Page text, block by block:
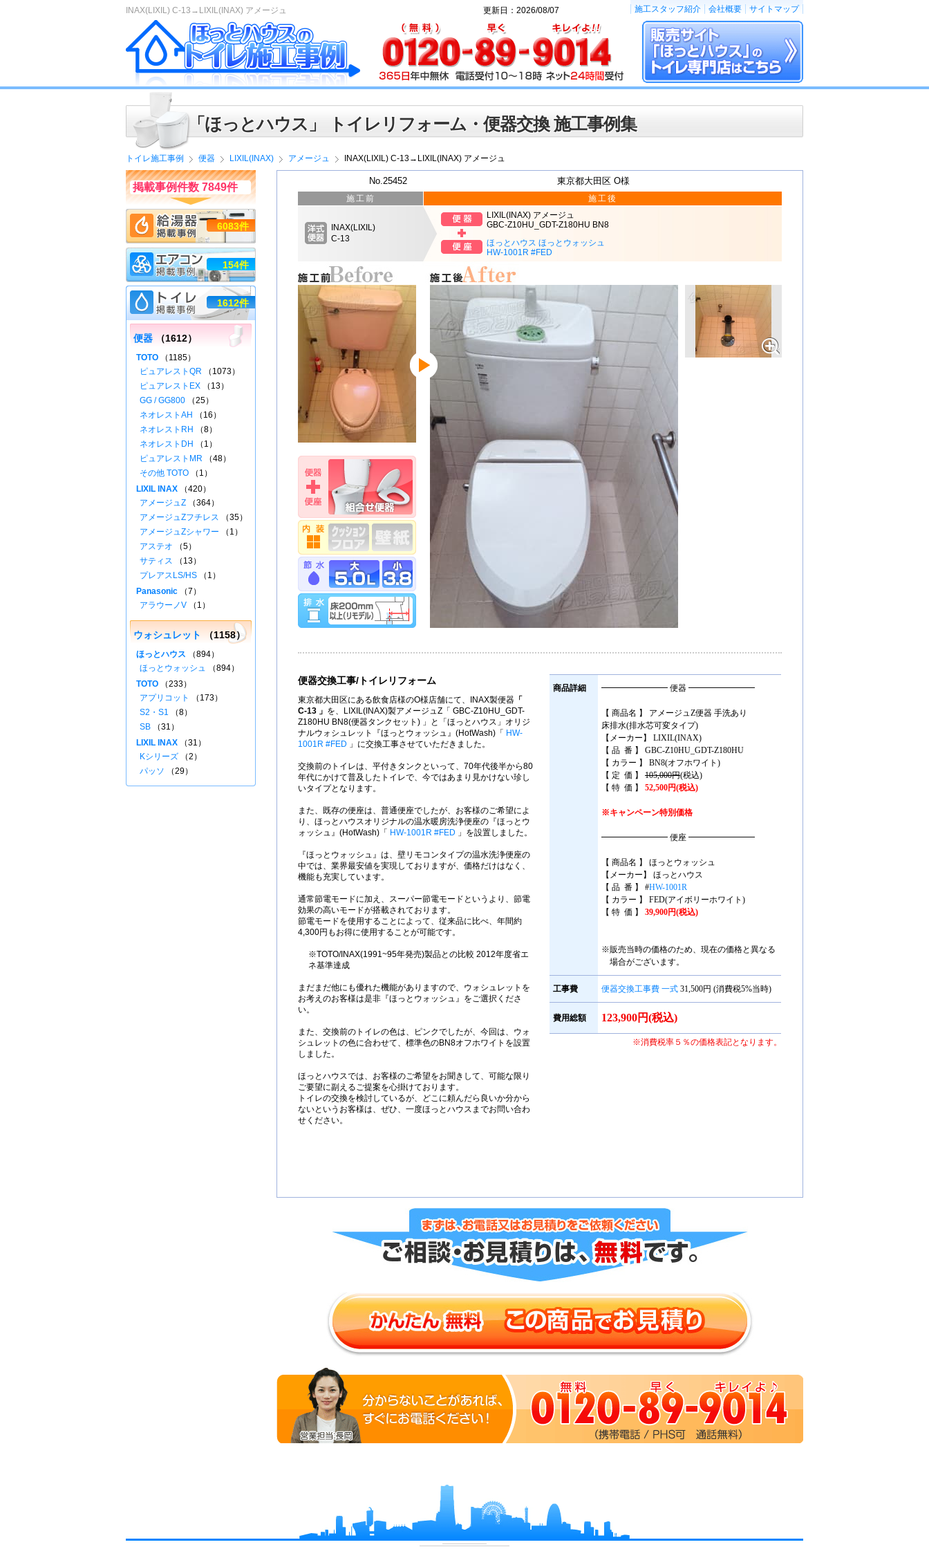
INAX(LIXIL) C-13→LIXIL(INAX) アメージュ
「ほっとハウス」 トイレリフォーム・便器交換 施工事例集
トイレ施工事例 便器 LIXIL(INAX) アメージュ INAX(LIXIL) C-13→LIXIL(INAX) アメージュ
No.25452 東京都大田区 O様
施工前
INAX(LIXIL)
C-13
施工後
LIXIL(INAX) アメージュ
GBC-Z10HU_GDT-Z180HU BN8
ほっとハウス ほっとウォッシュ
HW-1001R #FED
便器交換工事/トイレリフォーム
東京都大田区にある飲食店様のO様店舗にて、INAX製便器 「
C-13 」 を、LIXIL(INAX)製アメージュZ「 GBC-Z10HU_GDT-
Z180HU BN8(便器タンクセット) 」と「ほっとハウス」オリジ
ナルウォシュレット『ほっとウォッシュ』(HotWash)「
HW-
1001R #FED 」に交換工事させていただきました。
交換前のトイレは、平付きタンクといって、70年代後半から80
年代にかけて普及したトイレで、今ではあまり見かけない珍し
いタイプとなります。
また、既存の便座は、普通便座でしたが、お客様のご希望によ
り、ほっとハウスオリジナルの温水暖房洗浄便座の『ほっとウ
ォッシュ』(HotWash)「
HW-1001R #FED 」を設置しました。
『ほっとウォッシュ』は、壁リモコンタイプの温水洗浄便座の
中では、業界最安値を実現しておりますが、価格だけはなく、
機能も充実しています。
通常節電モードに加え、スーパー節電モードというより、節電
効果の高いモードが搭載されております。
節電モードを使用することによって、従来品に比べ、年間約
4,300円もお得に使用することが可能です。
※TOTO/INAX(1991~95年発売)製品との比較 2012年度省エ
ネ基準達成
まだまだ他にも優れた機能がありますので、ウォシュレットを
お考えのお客様は是非『ほっとウォッシュ』をご選択くださ
い。
また、交換前のトイレの色は、ピンクでしたが、今回は、ウォ
シュレットの色に合わせて、標準色のBN8オフホワイトを設置
しました。
ほっとハウスでは、お客様のご希望をお聞きして、可能な限り
ご要望に副えるご提案を心掛けております。
トイレの交換を検討しているが、どこに頼んだら良いか分から
ないというお客様は、ぜひ、一度ほっとハウスまでお問い合わ
せください。
商品詳細 ━━━━━━━━ 便器 ━━━━━━━━
【 商品名 】 アメージュZ便器 手洗あり
床排水(排水芯可変タイプ)
【メーカー】 LIXIL(INAX)
【 品 番 】 GBC-Z10HU_GDT-Z180HU
【 カラー 】 BN8(オフホワイト)
【 定 価 】 105,000円(税込)
【 特 価 】 52,500円(税込)
※キャンペーン特別価格
━━━━━━━━ 便座 ━━━━━━━━
【 商品名 】 ほっとウォッシュ
【メーカー】 ほっとハウス
【 品 番 】 #HW-1001R
【 カラー 】 FED(アイボリーホワイト)
【 特 価 】 39,900円(税込)
※販売当時の価格のため、現在の価格と異なる
場合がございます。
工事費 便器交換工事費 一式 31,500円 (消費税5%当時)
費用総額 123,900円(税込)
※消費税率５％の価格表記となります。
掲載事例件数 7849件
6083件
154件
1612件
便器 （1612）
TOTO （1185）
ピュアレストQR （1073）
ピュアレストEX （13）
GG / GG800 （25）
ネオレストAH
（16）
ネオレストRH
（8）
ネオレストDH
（1）
ピュアレストMR （48）
その他 TOTO （1）
LIXIL INAX （420）
アメージュZ （364）
アメージュZフチレス （35）
アメージュZシャワー （1）
アステオ （5）
サティス （13）
プレアスLS/HS （1）
Panasonic （7）
アラウーノV （1）
ウォシュレット （1158）
ほっとハウス （894）
ほっとウォッシュ （894）
TOTO （233）
アプリコット
（173）
S2・S1 （8）
SB （31）
LIXIL INAX （31）
Kシリーズ （2）
パッソ （29）
更新日：2026/08/07 施工スタッフ紹介 会社概要 サイトマップ